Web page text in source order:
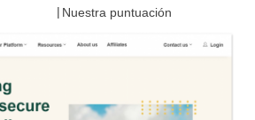
Nuestra puntuación